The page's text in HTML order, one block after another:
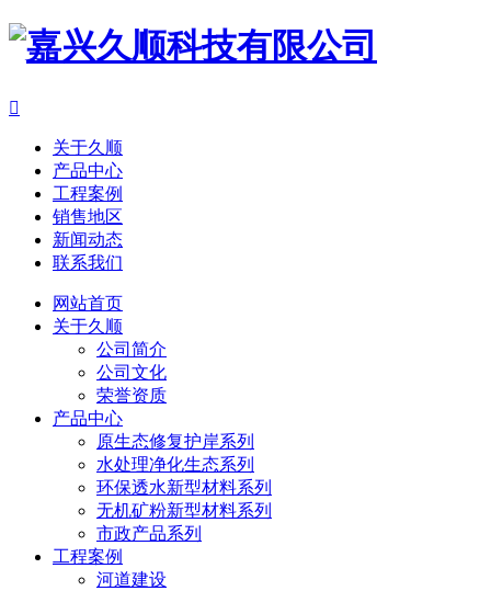

关于久顺
产品中心
工程案例
销售地区
新闻动态
联系我们
网站首页
关于久顺
公司简介
公司文化
荣誉资质
产品中心
原生态修复护岸系列
水处理净化生态系列
环保透水新型材料系列
无机矿粉新型材料系列
市政产品系列
工程案例
河道建设